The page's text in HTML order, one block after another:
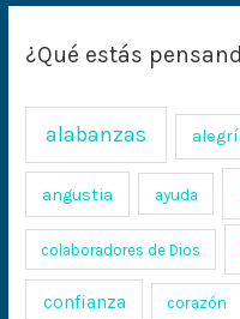
¿Qué estás
alabanzas
angustia ayuda
colaboradores de Dios
confianza corazón